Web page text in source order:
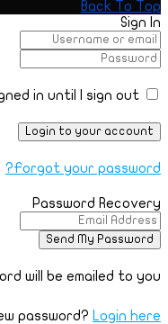
Back To Top
Sign In
Forgot your password?
Password Recovery
will be emailed to you.
password? Login here